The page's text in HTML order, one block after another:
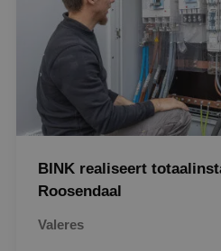
BINK realiseert
Roosendaal
Valeres